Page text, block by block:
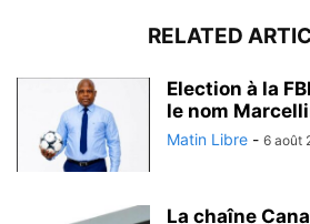
RELATED
Election à la
le nom
Matin Libre - 6 août
La chaîne